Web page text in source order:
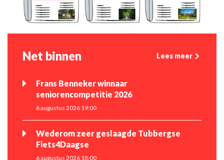
Net binnen Lees meer
Frans Benneker winnaar
seniorencompetitie 2026
6 augustus 2026 19:00
Wederom zeer geslaagde Tubbergse
Fiets4Daagse
6 augustus 2026 18:00